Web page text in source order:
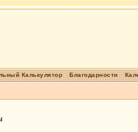
Благодарности
Калькулятор